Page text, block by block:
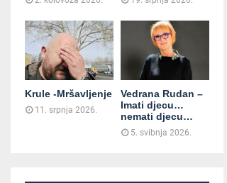
Krule -Mršavljenje
11. srpnja 2026.
Vedrana Rudan –
Imati djecu…
nemati djecu…
5. svibnja 2026.